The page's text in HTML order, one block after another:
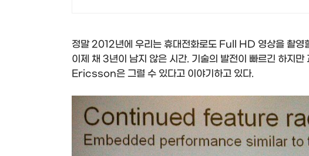
정말 2012년에 우리는 휴대전화로도 Full HD 영상을 촬영
이제 채 3년이 남지 않은 시간. 기술의 발전이 빠르긴 하지만
Ericsson은 그럴 수 있다고 이야기하고 있다.